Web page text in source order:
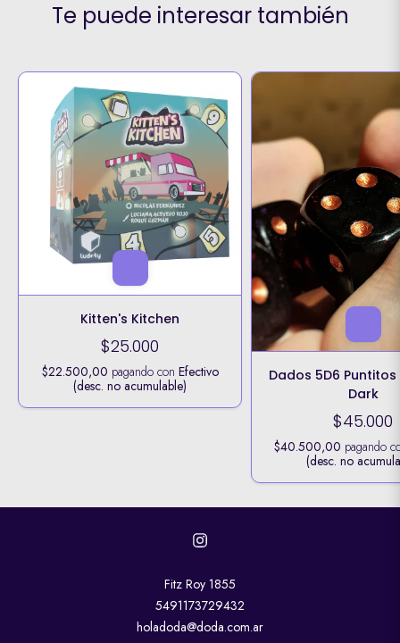
Te puede interesar también
Kitten's Kitchen
$25.000
$22.500,00 pagando con Efectivo
(desc. no acumulable)
Dados 5D6
Dark
$45.000
$40.500,00 pagando
(desc. no
Fitz Roy 1855
5491173729432
holadoda@doda.com.ar